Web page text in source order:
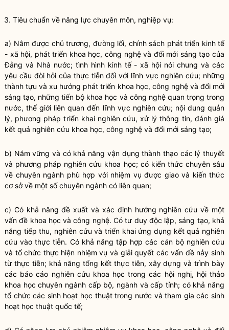
3. Tiêu chuẩn về năng lực chuyên môn, nghiệp vụ:
a) Nắm được chủ trương, đường lối, chính sách phát triển kinh tế
- xã hội, phát triển khoa học, công nghệ và đổi mới sáng tạo của
Đảng và Nhà nước; tình hình kinh tế - xã hội nói chung và các
yêu cầu đòi hỏi của thực tiễn đối với lĩnh vực nghiên cứu; những
thành tựu và xu hướng phát triển khoa học, công nghệ và đổi mới
sáng tạo, những tiến bộ khoa học và công nghệ quan trọng trong
nước, thế giới liên quan đến lĩnh vực nghiên cứu; nội dung quản
lý, phương pháp triển khai nghiên cứu, xử lý thông tin, đánh giá
kết quả nghiên cứu khoa học, công nghệ và đổi mới sáng tạo;
b) Nắm vững và có khả năng vận dụng thành thạo các lý thuyết
và phương pháp nghiên cứu khoa học; có kiến thức chuyên sâu
về chuyên ngành phù hợp với nhiệm vụ được giao và kiến thức
cơ sở về một số chuyên ngành có liên quan;
c) Có khả năng đề xuất và xác định hướng nghiên cứu về một
vấn đề khoa học và công nghệ. Có tư duy độc lập, sáng tạo, khả
năng tiếp thu, nghiên cứu và triển khai ứng dụng kết quả nghiên
cứu vào thực tiễn. Có khả năng tập hợp các cán bộ nghiên cứu
và tổ chức thực hiện nhiệm vụ và giải quyết các vấn đề nảy sinh
từ thực tiễn; khả năng tổng kết thực tiễn, xây dựng và trình bày
các báo cáo nghiên cứu khoa học trong các hội nghị, hội thảo
khoa học chuyên ngành cấp bộ, ngành và cấp tỉnh; có khả năng
tổ chức các sinh hoạt học thuật trong nước và tham gia các sinh
hoạt học thuật quốc tế;